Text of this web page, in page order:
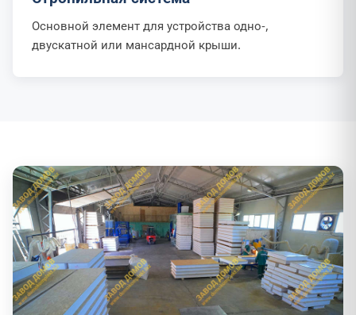
Основной элемент для устройства одно-,
двускатной или мансардной крыши.